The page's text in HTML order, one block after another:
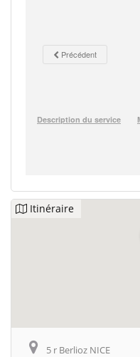
Itinéraire
5 r Berlioz NICE